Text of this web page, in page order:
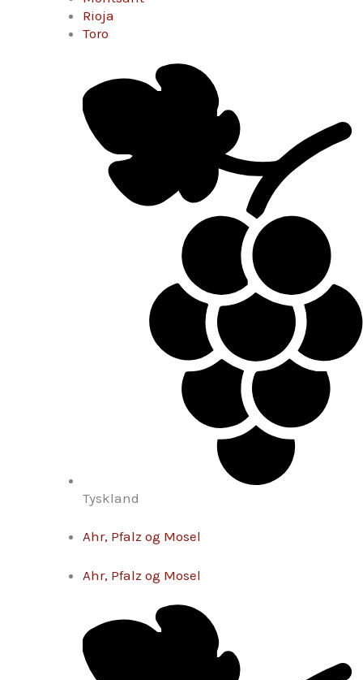
Rioja
Toro
Tyskland
Ahr, Pfalz og Mosel
Ahr, Pfalz og Mosel